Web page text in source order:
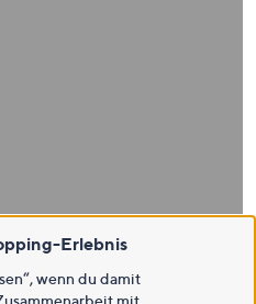
Erlebnis
wenn du damit
mit